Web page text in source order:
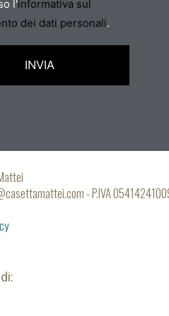
l'informativa sul
dei dati personali.
- P.IVA